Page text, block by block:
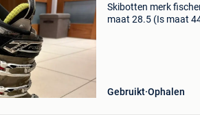
Skibotten merk
maat 28.5 (Is maat
Gebruikt Ophalen